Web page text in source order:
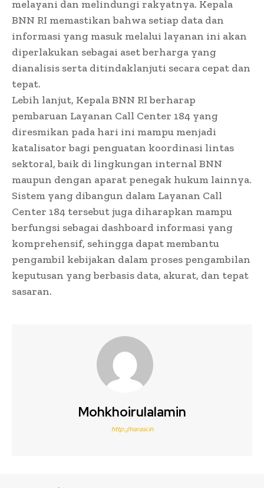
melayani dan melindungi rakyatnya. Kepala
BNN RI memastikan bahwa setiap data dan
informasi yang masuk melalui layanan ini akan
diperlakukan sebagai aset berharga yang
dianalisis serta ditindaklanjuti secara cepat dan
tepat.
Lebih lanjut, Kepala BNN RI berharap
pembaruan Layanan Call Center 184 yang
diresmikan pada hari ini mampu menjadi
katalisator bagi penguatan koordinasi lintas
sektoral, baik di lingkungan internal BNN
maupun dengan aparat penegak hukum lainnya.
Sistem yang dibangun dalam Layanan Call
Center 184 tersebut juga diharapkan mampu
berfungsi sebagai dashboard informasi yang
komprehensif, sehingga dapat membantu
pengambil kebijakan dalam proses pengambilan
keputusan yang berbasis data, akurat, dan tepat
sasaran.
Mohkhoirulalamin
http://narasi.in